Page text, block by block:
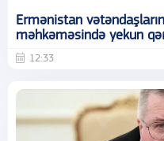
Ermənistan
məhkəməsində yekun
12:33